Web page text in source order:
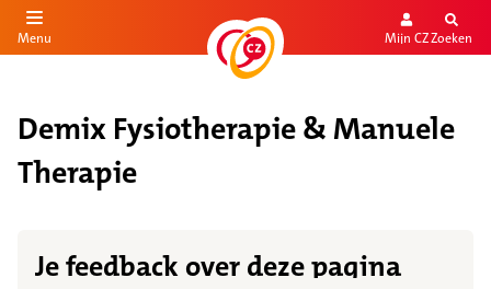
de inhoud
Menu Mijn CZZoeken
Demix Fysiotherapie & Manuele
Therapie
Je feedback over deze pagina